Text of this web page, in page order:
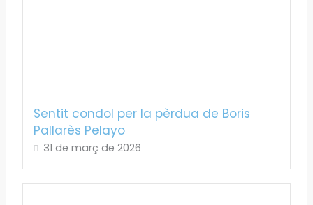
Sentit condol per la pèrdua de Boris
Pallarès Pelayo
31 de març de 2026